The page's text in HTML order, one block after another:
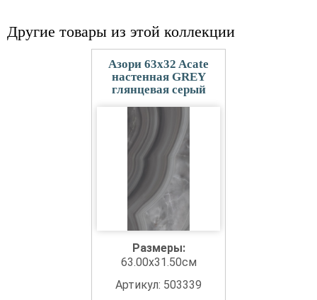
Другие товары из этой коллекции
Азори 63x32 Acate
настенная GREY
глянцевая серый
Размеры:
63.00x31.50см
Артикул: 503339